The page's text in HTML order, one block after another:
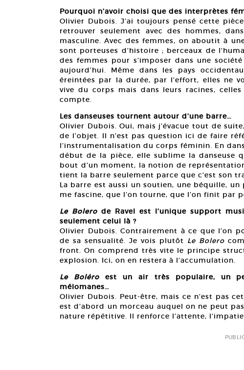
Pourquoi n’avoir choisi que des interprètes
Olivier Dubois. J’ai toujours pensé cette
retrouver seulement avec des hommes,
masculine. Avec des femmes, on aboutit à
sont porteuses d’histoire ; berceaux de
des femmes pour s’imposer dans une
aujourd’hui. Même dans les pays
éreintées par la durée, par l’effort, elles ne
vive du corps mais dans leurs racines,
compte.
Les danseuses tournent autour d’une barre…
Olivier Dubois. Oui, mais j’évacue tout de
de l’objet. Il n’est pas question ici de faire
l’instrumentalisation du corps féminin. En
début de la pièce, elle sublime la danseuse
bout d’un moment, la notion de
tient la barre seulement parce que c’est son
La barre est aussi un soutien, une béquille,
me fascine, que l’on tourne, que l’on finit par
Le Bolero de Ravel est l’unique support
seulement celui là ?
Olivier Dubois. Contrairement à ce que l’on
de sa sensualité. Je vois plutôt Le Bolero
front. On comprend très vite le principe
explosion. Ici, on en restera à l’accumulation.
Le Boléro est un air très populaire, un
mélomanes…
Olivier Dubois. Peut-être, mais ce n’est pas
est d’abord un morceau auquel on ne peut
nature répétitive. Il renforce l’attente,